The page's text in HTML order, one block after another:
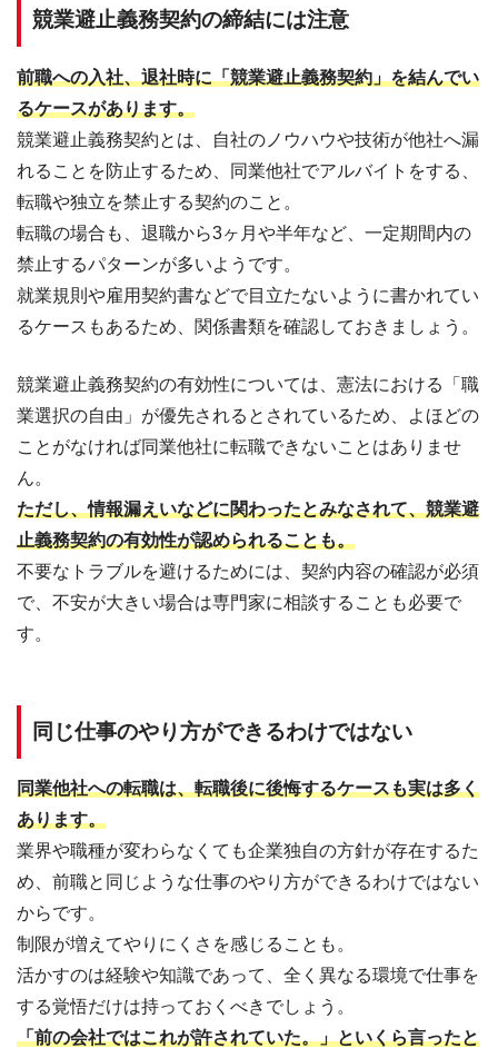
競業避止義務契約の締結には注意
前職への入社、退社時に「競業避止義務契約」を結んでい
るケースがあります。
競業避止義務契約とは、自社のノウハウや技術が他社へ漏
れることを防止するため、同業他社でアルバイトをする、
転職や独立を禁止する契約のこと。
転職の場合も、退職から3ヶ月や半年など、一定期間内の
禁止するパターンが多いようです。
就業規則や雇用契約書などで目立たないように書かれてい
るケースもあるため、関係書類を確認しておきましょう。
競業避止義務契約の有効性については、憲法における「職
業選択の自由」が優先されるとされているため、よほどの
ことがなければ同業他社に転職できないことはありませ
ん。
ただし、情報漏えいなどに関わったとみなされて、競業避
止義務契約の有効性が認められることも。
不要なトラブルを避けるためには、契約内容の確認が必須
で、不安が大きい場合は専門家に相談することも必要で
す。
同じ仕事のやり方ができるわけではない
同業他社への転職は、転職後に後悔するケースも実は多く
あります。
業界や職種が変わらなくても企業独自の方針が存在するた
め、前職と同じような仕事のやり方ができるわけではない
からです。
制限が増えてやりにくさを感じることも。
活かすのは経験や知識であって、全く異なる環境で仕事を
する覚悟だけは持っておくべきでしょう。
「前の会社ではこれが許されていた。」といくら言ったと